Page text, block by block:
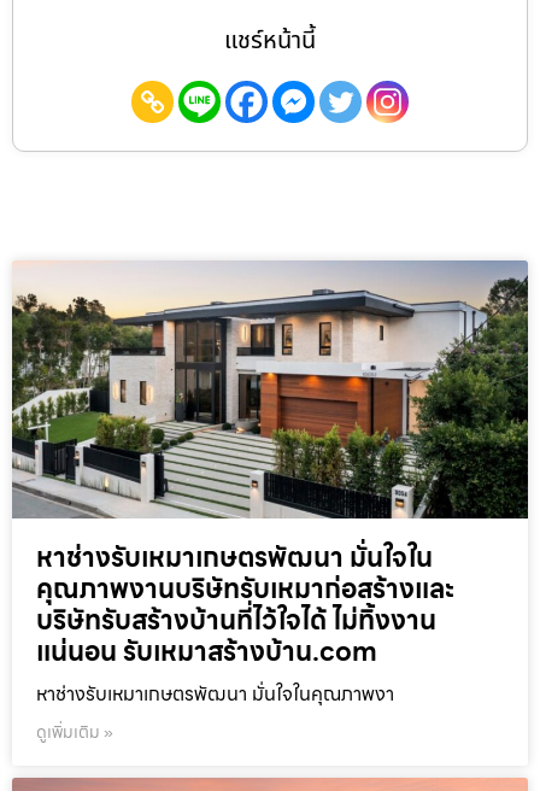
แชร์หน้านี้
หาช่างรับเหมาเกษตรพัฒนา มั่นใจใน
คุณภาพงานบริษัทรับเหมาก่อสร้างและ
บริษัทรับสร้างบ้านที่ไว้ใจได้ ไม่ทิ้งงาน
แน่นอน รับเหมาสร้างบ้าน.com
หาช่างรับเหมาเกษตรพัฒนา มั่นใจในคุณภาพงา
ดูเพิ่มเติม »